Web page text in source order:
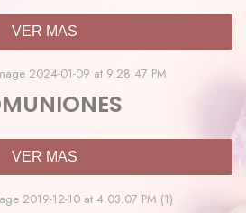
VER MAS
VER MAS